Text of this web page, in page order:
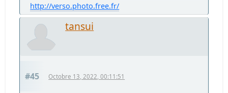
http://verso.photo.free.fr/
tansui
#45 Octobre 13, 2022, 00:11:51